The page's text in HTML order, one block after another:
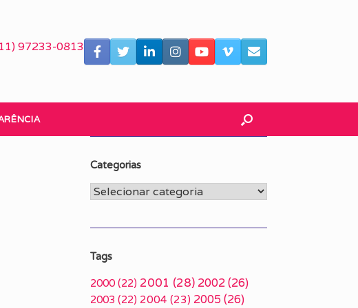
97233-0813
Categorias
Categorias
Tags
2000 (22) 2001 (28) 2002(26)
2003 (22) 2004 (23) 2005 (26)